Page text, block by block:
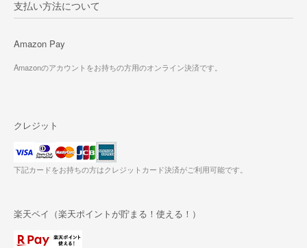
支払い方法について
Amazon Pay
Amazonのアカウントをお持ちの方用のオンライン決済です。
クレジット
下記カードをお持ちの方はクレジットカード決済がご利用可能です。
楽天ペイ（楽天ポイントが貯まる！使える！）